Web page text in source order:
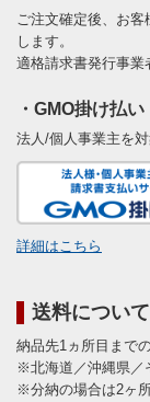
ご注文確定後、お
します。
適格請求書発行事業
・GMO掛け払い
法人/個人事業主を
詳細はこちら
送料について
納品先1ヵ所目まで
※北海道／沖縄県／
※分納の場合は2ヶ